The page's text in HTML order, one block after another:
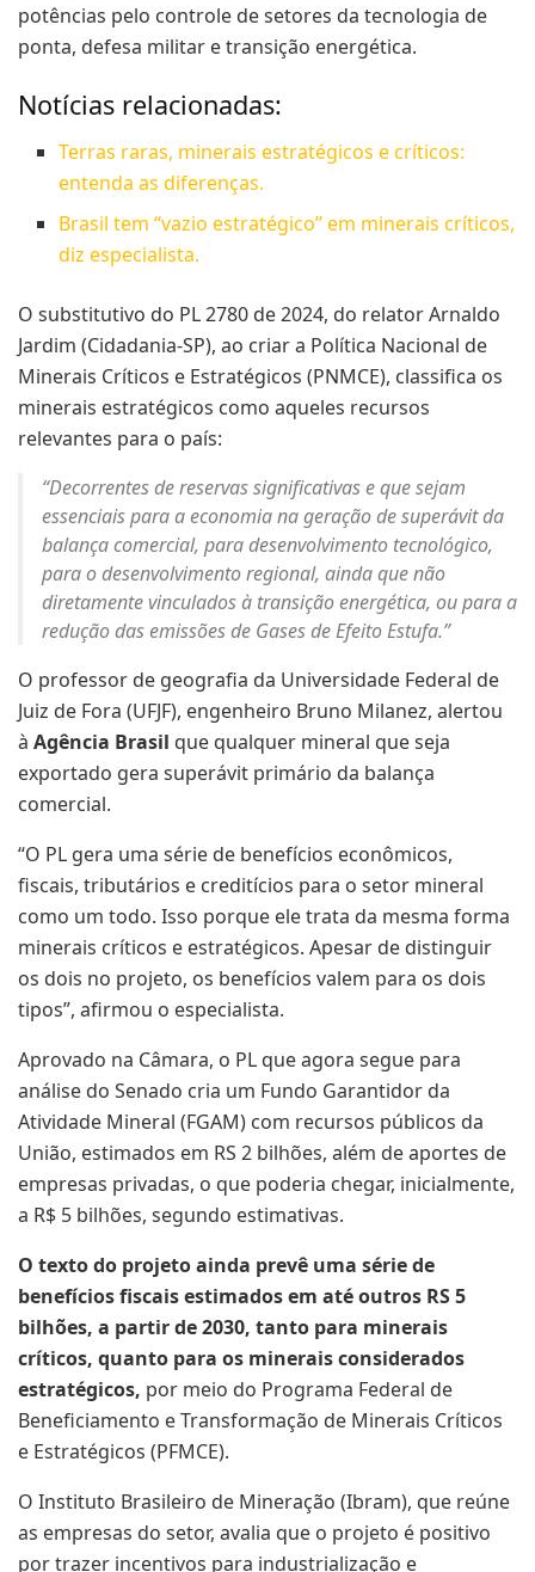
potências pelo controle de setores da tecnologia de
ponta, defesa militar e transição energética.
Notícias relacionadas:
Terras raras, minerais estratégicos e críticos:
entenda as diferenças.
Brasil tem “vazio estratégico” em minerais críticos,
diz especialista.
O substitutivo do PL 2780 de 2024, do relator Arnaldo
Jardim (Cidadania-SP), ao criar a Política Nacional de
Minerais Críticos e Estratégicos (PNMCE), classifica os
minerais estratégicos como aqueles recursos
relevantes para o país:
“Decorrentes de reservas significativas e que sejam
essenciais para a economia na geração de superávit da
balança comercial, para desenvolvimento tecnológico,
para o desenvolvimento regional, ainda que não
diretamente vinculados à transição energética, ou para a
redução das emissões de Gases de Efeito Estufa.”
O professor de geografia da Universidade Federal de
Juiz de Fora (UFJF), engenheiro Bruno Milanez, alertou
à Agência Brasil que qualquer mineral que seja
exportado gera superávit primário da balança
comercial.
“O PL gera uma série de benefícios econômicos,
fiscais, tributários e creditícios para o setor mineral
como um todo. Isso porque ele trata da mesma forma
minerais críticos e estratégicos. Apesar de distinguir
os dois no projeto, os benefícios valem para os dois
tipos”, afirmou o especialista.
Aprovado na Câmara, o PL que agora segue para
análise do Senado cria um Fundo Garantidor da
Atividade Mineral (FGAM) com recursos públicos da
União, estimados em RS 2 bilhões, além de aportes de
empresas privadas, o que poderia chegar, inicialmente,
a R$ 5 bilhões, segundo estimativas.
O texto do projeto ainda prevê uma série de
benefícios fiscais estimados em até outros RS 5
bilhões, a partir de 2030, tanto para minerais
críticos, quanto para os minerais considerados
estratégicos, por meio do Programa Federal de
Beneficiamento e Transformação de Minerais Críticos
e Estratégicos (PFMCE).
O Instituto Brasileiro de Mineração (Ibram), que reúne
as empresas do setor, avalia que o projeto é positivo
por trazer incentivos para industrialização e